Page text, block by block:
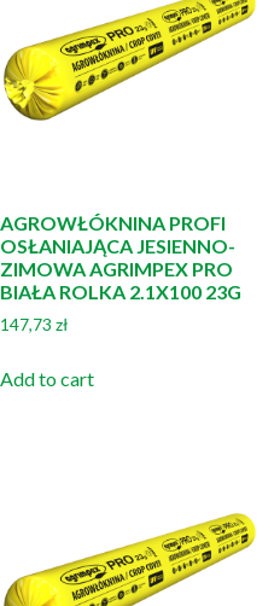
AGROWŁÓKNINA PROFI
OSŁANIAJĄCA JESIENNO-
ZIMOWA AGRIMPEX PRO
BIAŁA ROLKA 2.1X100 23G
147,73 zł
Add to cart